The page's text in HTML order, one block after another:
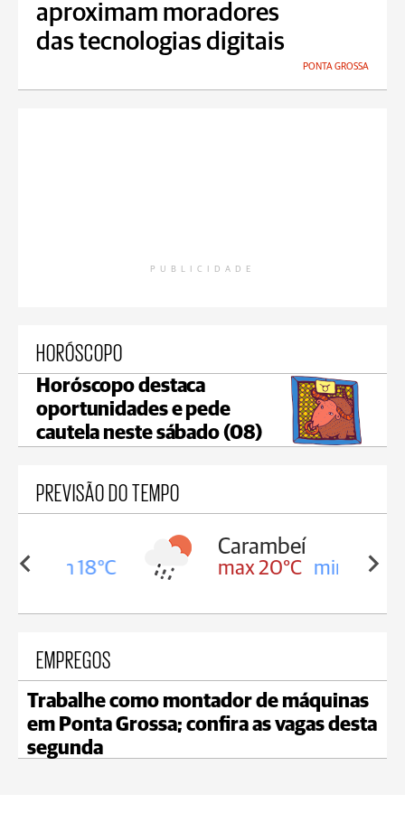
aproximam moradores
das tecnologias digitais
PONTA GROSSA
PUBLICIDADE
HORÓSCOPO
Horóscopo destaca
oportunidades e pede
cautela neste sábado (08)
PREVISÃO DO TEMPO
18°C
Carambeí
max 20°C min 18°C
EMPREGOS
Trabalhe como montador de máquinas
em Ponta Grossa; confira as vagas desta
segunda